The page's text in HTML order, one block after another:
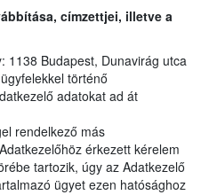
címzettjei, illetve a
Budapest, Dunavirág utca
történő
adatokat ad át
rendelkező más
érkezett kérelem
tartozik, úgy az Adatkezelő
ügyet ezen hatósághoz